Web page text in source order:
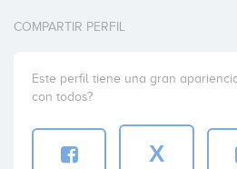
COMPARTIR PERFIL
Este perfil tiene una gran
con todos?
X